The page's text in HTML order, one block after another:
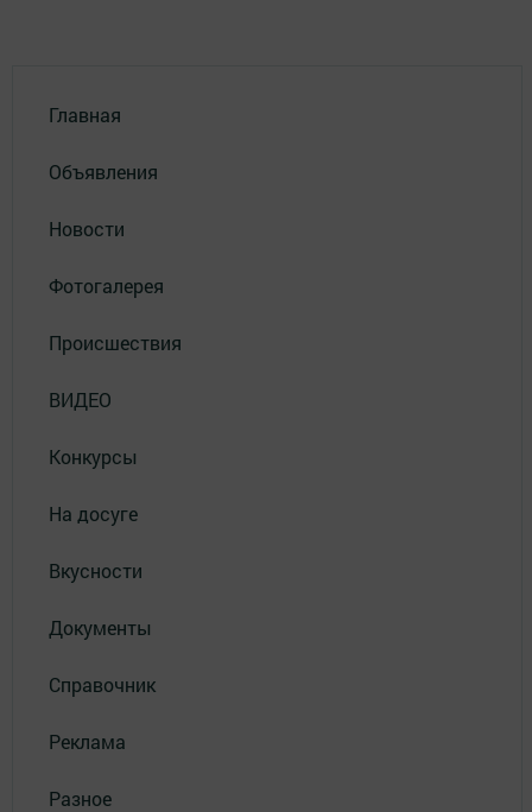
Главная
Объявления
Новости
Фотогалерея
Происшествия
ВИДЕО
Конкурсы
На досуге
Вкусности
Документы
Справочник
Реклама
Разное